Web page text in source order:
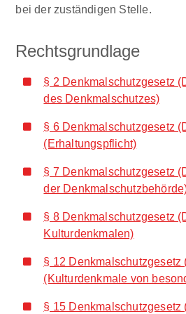
bei der zuständigen Stelle.
Rechtsgrundlage
§ 2 Denkmalschutzgesetz
des Denkmalschutzes)
§ 6 Denkmalschutzgesetz
(Erhaltungspflicht)
§ 7 Denkmalschutzgesetz
der
§ 8 Denkmalschutzgesetz
Kulturdenkmalen)
§ 12 Denkmalschutzgesetz
(Kulturdenkmale von
§ 15 Denkmalschutzgesetz